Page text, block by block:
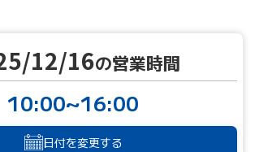
12/16の営業時間
10:00~16:00
日付を変更する